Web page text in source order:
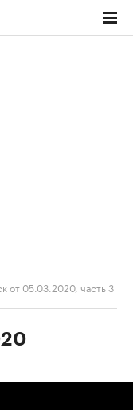
от 05.03.2020, часть 3